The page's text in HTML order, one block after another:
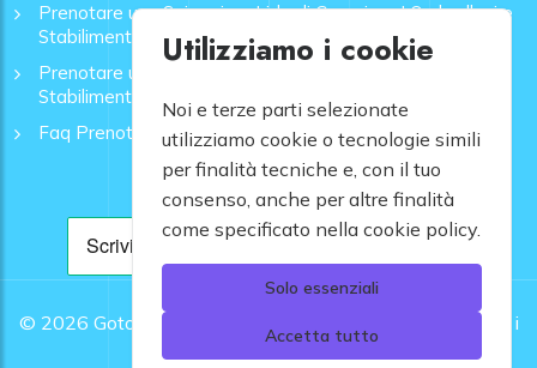
Prenotare una Spiaggia a Lido di Camaiore | Ombrelloni e
Stabilimenti - GoToMare
Prenotare una Spiaggia a Rapallo | Ombrelloni e
Stabilimenti - GoToMare
Faq Prenotazione Spiagge
© 2026 Gotomare srl - Partita IVA 12948810960 .
Tutti i
diritti riservati.
Utilizziamo i cookie
Noi e terze parti selezionate
utilizziamo cookie o tecnologie simili
per finalità tecniche e, con il tuo
consenso, anche per altre finalità
come specificato nella cookie policy.
Solo essenziali
Accetta tutto